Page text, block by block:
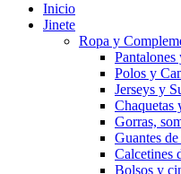
Inicio
Jinete
Ropa y
Polos y
Jerseys y
Chaquetas
Gorras,
Guantes
Calcetines
Bolsos y